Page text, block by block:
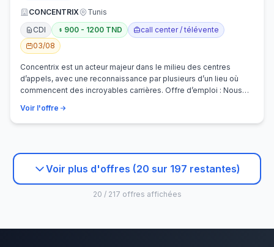
CONCENTRIX
Tunis
CDI
900 - 1200 TND
call center / télévente
03/08
Concentrix est un acteur majeur dans le milieu des centres
d’appels, avec une reconnaissance par plusieurs d’un lieu où
commencent des incroyables carrières. Offre d’emploi : Nous
Voir l'offre
Voir plus d'offres (20 sur 197 restantes)
20 / 217 offres affichées